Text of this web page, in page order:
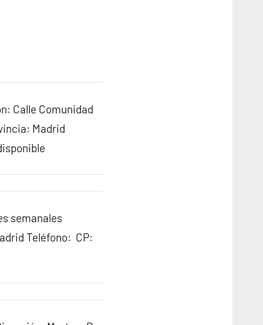
Calle Comunidad
Madrid
semanales
Teléfono: CP: